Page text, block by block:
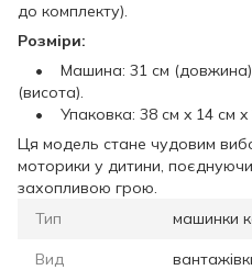
до комплекту).
Розміри:
• Машина: 31 см (довжина)
(висота).
• Упаковка: 38 см x 14 см x
Ця модель стане чудовим
моторики у дитини,
захопливою грою.
Тип
машинки
Вид